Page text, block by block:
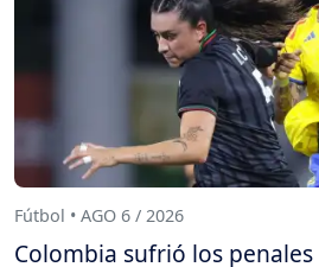
Fútbol • AGO 6 / 2026
Colombia sufrió los